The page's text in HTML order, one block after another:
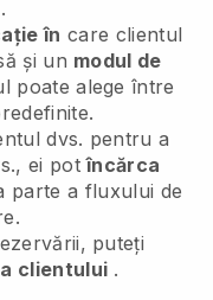
în care clientul
și un modul de
poate alege între
dvs. pentru a
ei potîncărca
parte a fluxului de
puteți
clientului .